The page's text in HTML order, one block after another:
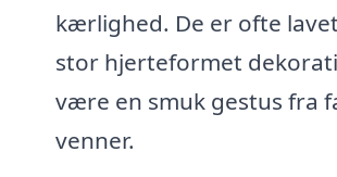
kærlighed. De er ofte
stor hjerteformet
være en smuk gestus fra
venner.